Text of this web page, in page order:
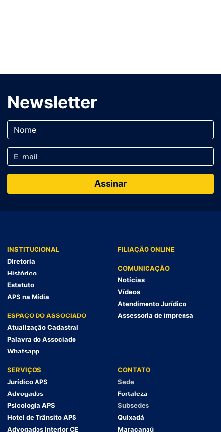
Newsletter
INSTITUCIONAL
Diretoria
Histórico
Estatuto
APS na Mídia
ESPAÇO DO ASSOCIADO
Atualização Cadastral
Palavra do Associado
Whatsapp
FILIAÇÃO ONLINE
COMUNICAÇÃO
Notícias
Vídeos
Atendimento Jurídico
Assessoria de Imprensa
SERVIÇOS
Jurídico APS
Advogados
Psicologia APS
Hotel de Trânsito APS
Advogados Interior CE
CONTATO
Sede
Fortaleza
Subsedes
Quixadá
Maracanaú